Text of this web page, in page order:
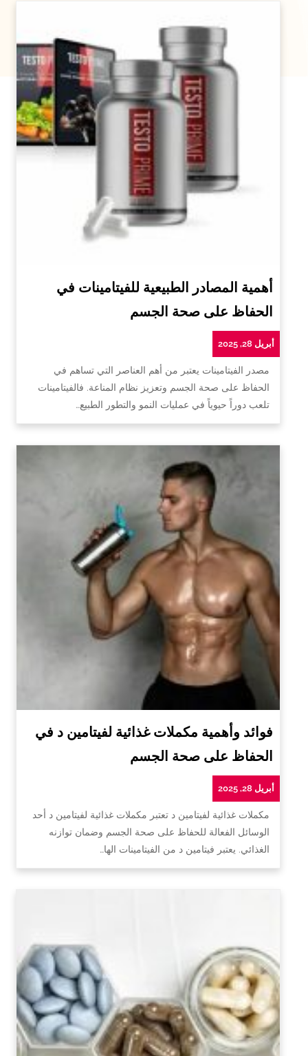
أهمية المصادر الطبيعية للفيتامينات في
الحفاظ على صحة الجسم
أبريل 28, 2025
مصدر الفيتامينات يعتبر من أهم العناصر التي تساهم في
الحفاظ على صحة الجسم وتعزيز نظام المناعة. فالفيتامينات
تلعب دوراً حيوياً في عمليات النمو والتطور الطبيع…
فوائد وأهمية مكملات غذائية لفيتامين د في
الحفاظ على صحة الجسم
أبريل 28, 2025
مكملات غذائية لفيتامين د تعتبر مكملات غذائية لفيتامين د أحد
الوسائل الفعالة للحفاظ على صحة الجسم وضمان توازنه
الغذائي. يعتبر فيتامين د من الفيتامينات الها…